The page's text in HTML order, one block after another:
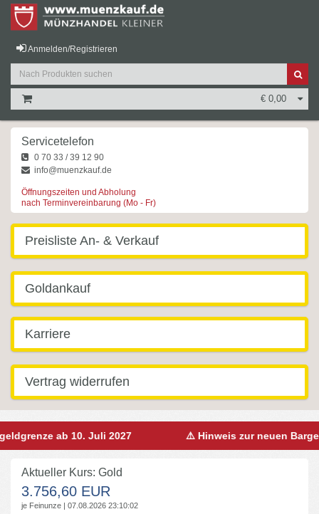
Anmelden/Registrieren
€ 0,00
Servicetelefon
0 70 33 / 39 12 90
info@muenzkauf.de
Öffnungszeiten und Abholung
nach Terminvereinbarung (Mo - Fr)
Preisliste An- & Verkauf
Goldankauf
Karriere
Vertrag widerrufen
ab 10. Juli 2027 ⚠️ Hinweis zur neuen
Aktueller Kurs: Gold
3.756,60 EUR
je Feinunze | 07.08.2026 23:10:02